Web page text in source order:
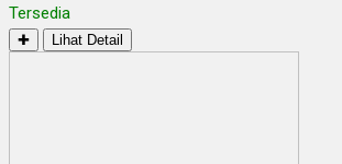
Tersedia
✚ Lihat Detail